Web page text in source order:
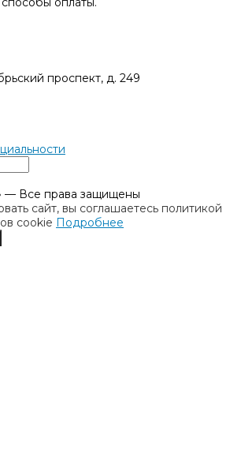
проспект, д. 249
— Все права защищены
сайт, вы соглашаетесь политикой
cookie Подробнее